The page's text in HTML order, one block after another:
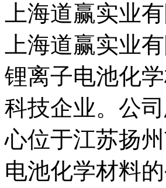
上海道赢实业
上海道赢实业
锂离子电池化
科技企业。公
心位于江苏扬
电池化学材料